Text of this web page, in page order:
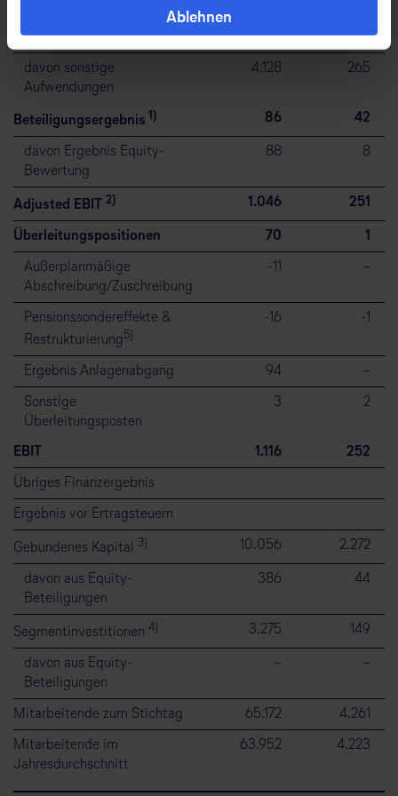
Ablehnen
davon Abschreibungen 1.836 198
davon sonstige
Aufwendungen
4.128 265
Beteiligungsergebnis 1) 86 42
davon Ergebnis Equity-
Bewertung
88 8
Adjusted EBIT 2) 1.046 251
Überleitungspositionen 70 1
Außerplanmäßige
Abschreibung/Zuschreibung
⁠-⁠11 –
Pensionssondereffekte &
Restrukturierung5)
⁠-⁠16 ⁠-⁠1
Ergebnis Anlagenabgang 94 –
Sonstige
Überleitungsposten
3 2
EBIT 1.116 252
Übriges Finanzergebnis
Ergebnis vor Ertragsteuern
Gebundenes Kapital 3) 10.056 2.272
davon aus Equity-
Beteiligungen
386 44
Segmentinvestitionen 4) 3.275 149
davon aus Equity-
Beteiligungen
– –
Mitarbeitende zum Stichtag 65.172 4.261
Mitarbeitende im
Jahresdurchschnitt
63.952 4.223